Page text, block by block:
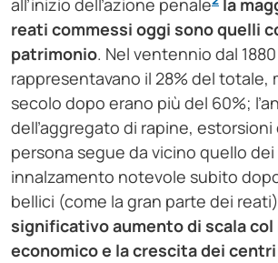
all’inizio dell’azione penale la
reati commessi oggi sono quelli
patrimonio. Nel ventennio dal
rappresentavano il 28% del totale,
secolo dopo erano più del 60%;
dell’aggregato di rapine,
persona segue da vicino quello
innalzamento notevole subito
bellici (come la gran parte dei
significativo aumento di scala col
economico e la crescita dei